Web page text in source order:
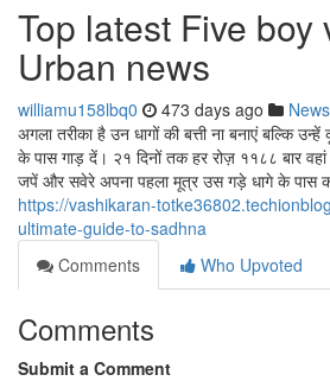
Top latest Five boy
Urban news
williamu158lbq0 473 days ago News
अगला तरीका है उन धागों की बत्ती ना बनाएं बल्कि
के पास गाड़ दें। २१ दिनों तक हर रोज़ ११८८ बार
जपें और सवेरे अपना पहला मूत्र उस गड़े धागे के
https://vashikaran-
ultimate-guide-to-sadhna
Comments
Who Upvoted
Comments
Submit a Comment